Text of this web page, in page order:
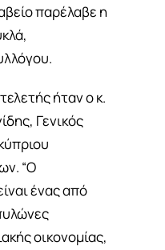
παρέλαβε η
ήταν ο κ.
Γενικός
“Ο
ένας από
οικονομίας,